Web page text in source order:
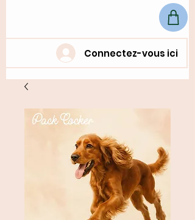
Connectez-vous ici